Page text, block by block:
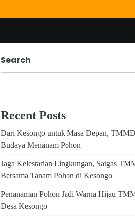
Search
Recent Posts
Dari Kesongo untuk Masa Depan,
Budaya Menanam Pohon
Jaga Kelestarian Lingkungan, Satgas
Bersama Tanam Pohon di Kesongo
Penanaman Pohon Jadi Warna Hijau
Desa Kesongo